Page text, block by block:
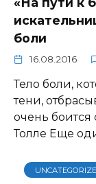
боли
16.08.2016
Тело боли,
тени,
очень боится
Толле Еще